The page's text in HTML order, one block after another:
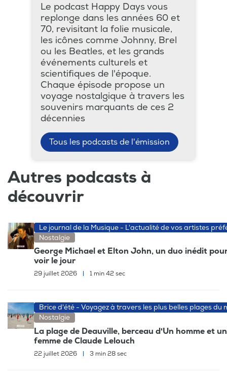
Le podcast Happy Days vous
replonge dans les années 60 et
70, revisitant la folie musicale,
les icônes comme Johnny, Brel
ou les Beatles, et les grands
événements culturels et
scientifiques de l'époque.
Chaque épisode propose un
voyage nostalgique à travers les
souvenirs marquants de ces 2
décennies
Tous les podcasts de l'émission
Autres podcasts à
découvrir
Le journal de la Musique - L'actualité de vos artistes
Nostalgie
George Michael et Elton John, un duo inédit
voir le jour
29 juillet 2026 1 min 42 sec
Brice d'été - Voyagez à travers les plus belles plages du
Nostalgie
La plage de Deauville, berceau d'Un homme et
femme de Claude Lelouch
22 juillet 2026 | 3 min 28 sec